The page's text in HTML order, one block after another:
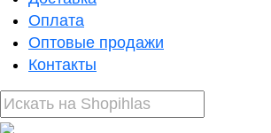
Оплата
Оптовые продажи
Контакты